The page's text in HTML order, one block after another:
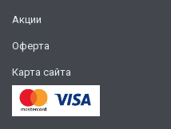
Акции
Оферта
Карта сайта